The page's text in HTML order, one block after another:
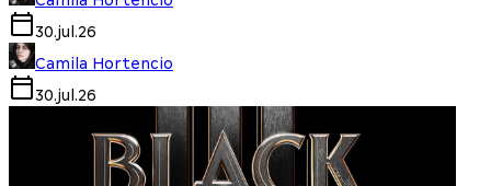
30.jul.26
Camila Hortencio
30.jul.26